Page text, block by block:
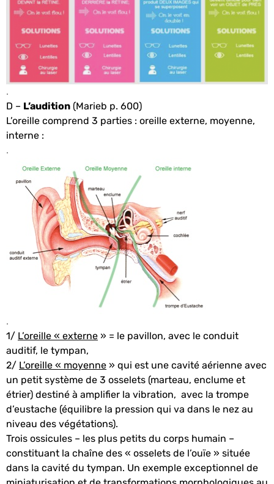
.
D – L’audition (Marieb p. 600)
L’oreille comprend 3 parties : oreille externe, moyenne,
interne :
.
.
1/ L’oreille « externe » = le pavillon, avec le conduit
auditif, le tympan,
2/ L’oreille « moyenne » qui est une cavité aérienne avec
un petit système de 3 osselets (marteau, enclume et
étrier) destiné à amplifier la vibration, avec la trompe
d’eustache (équilibre la pression qui va dans le nez au
niveau des végétations).
Trois ossicules – les plus petits du corps humain –
constituant la chaîne des « osselets de l’ouïe » située
dans la cavité du tympan. Un exemple exceptionnel de